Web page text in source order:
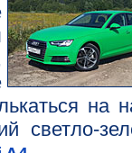
на
светло-